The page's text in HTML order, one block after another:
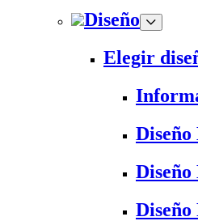
Diseño
Elegir
Diseño
Diseño